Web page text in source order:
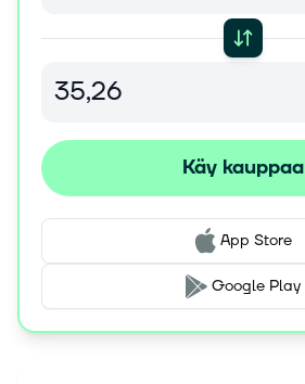
Käy kauppaa
App Store
Google Play